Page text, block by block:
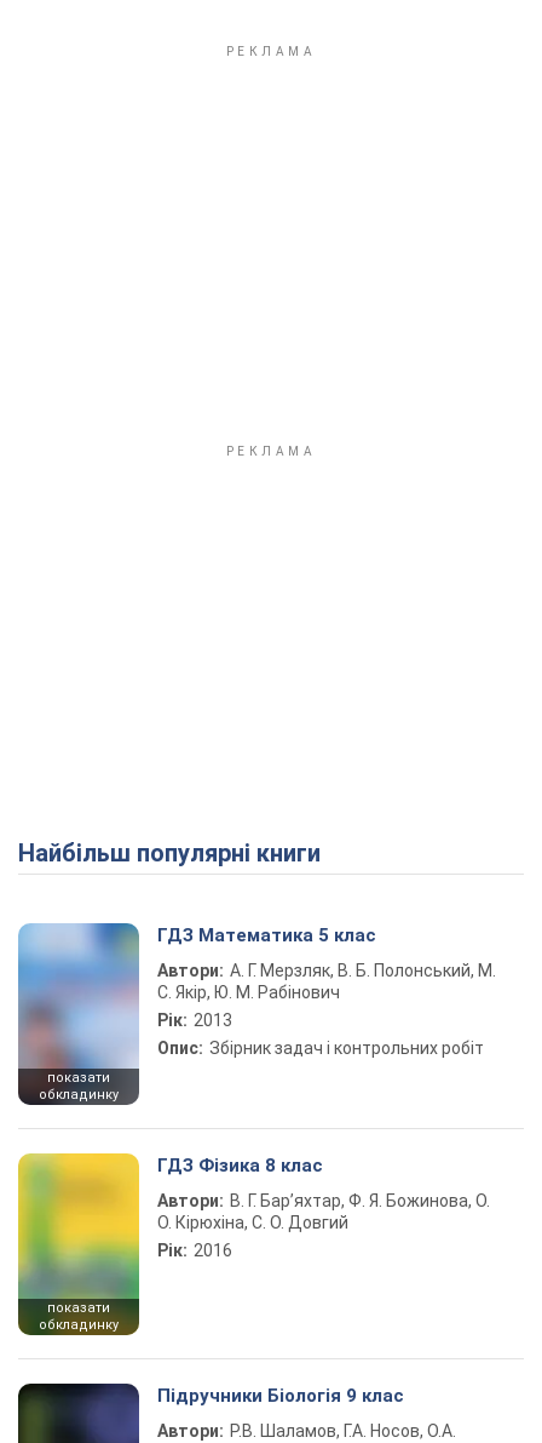
Найбільш популярні книги
показати
обкладинку
ГДЗ Математика 5 клас
Автори: А. Г. Мерзляк, В. Б. Полонський, М.
С. Якір, Ю. М. Рабінович
Рік: 2013
Опис: Збірник задач і контрольних робіт
показати
обкладинку
ГДЗ Фізика 8 клас
Автори: В. Г. Бар’яхтар, Ф. Я. Божинова, О.
О. Кірюхіна, С. О. Довгий
Рік: 2016
Підручники Біологія 9 клас
Автори: Р.В. Шаламов, Г.А. Носов, О.А.